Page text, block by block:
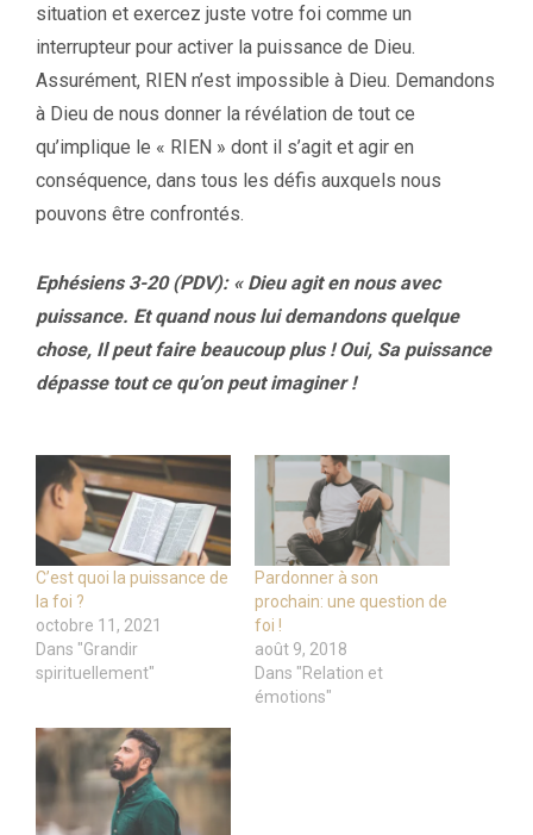
situation et exercez juste votre foi comme un
interrupteur pour activer la puissance de Dieu.
Assurément, RIEN n’est impossible à Dieu. Demandons
à Dieu de nous donner la révélation de tout ce
qu’implique le « RIEN » dont il s’agit et agir en
conséquence, dans tous les défis auxquels nous
pouvons être confrontés.
Ephésiens 3-20 (PDV): « Dieu agit en nous avec
puissance. Et quand nous lui demandons quelque
chose, Il peut faire beaucoup plus ! Oui, Sa puissance
dépasse tout ce qu’on peut imaginer !
C’est quoi la puissance de
la foi ?
octobre 11, 2021
Dans "Grandir
spirituellement"
Pardonner à son
prochain: une question de
foi !
août 9, 2018
Dans "Relation et
émotions"